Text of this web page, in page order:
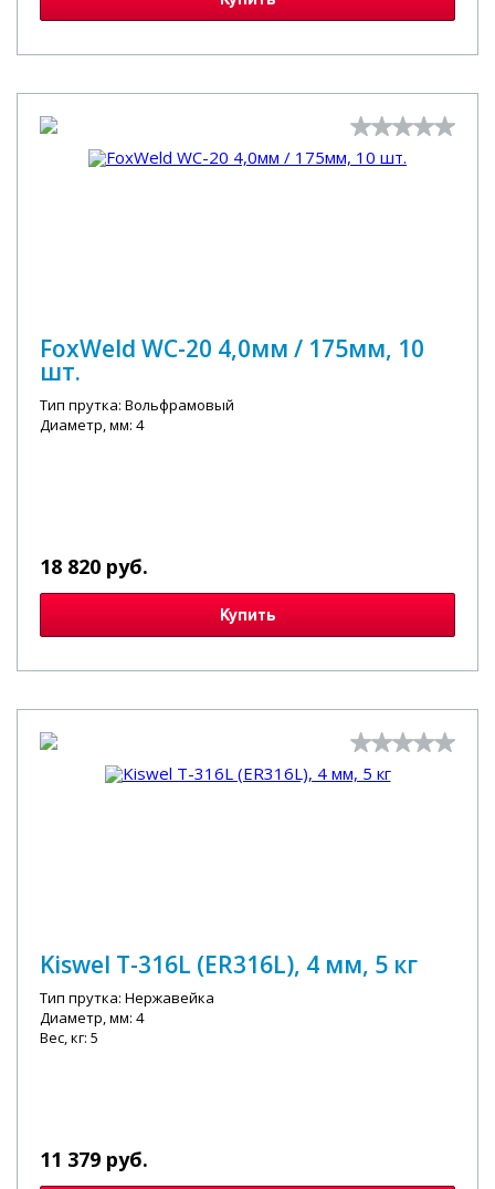
FoxWeld WС-20 4,0мм / 175мм, 10
шт.
Тип прутка: Вольфрамовый
Диаметр, мм: 4
18 820 руб.
Купить
Kiswel T-316L (ER316L), 4 мм, 5 кг
Тип прутка: Нержавейка
Диаметр, мм: 4
Вес, кг: 5
11 379 руб.